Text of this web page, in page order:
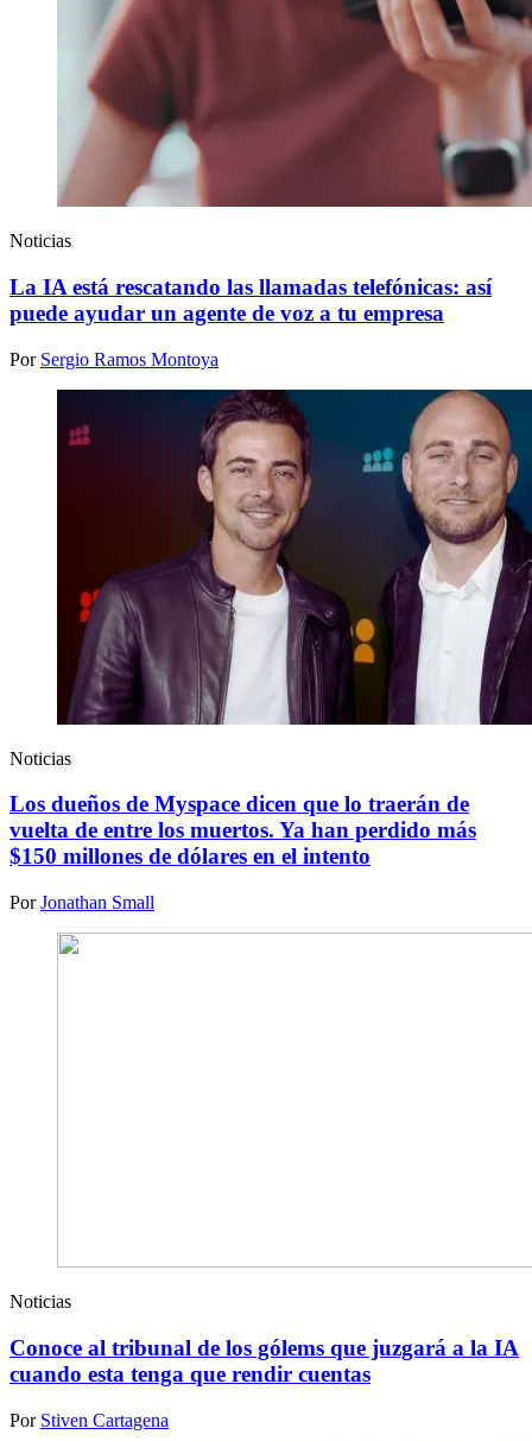
Noticias
La IA está rescatando las llamadas telefónicas: así
puede ayudar un agente de voz a tu empresa
Por Sergio Ramos Montoya
Noticias
Los dueños de Myspace dicen que lo traerán de
vuelta de entre los muertos. Ya han perdido más
$150 millones de dólares en el intento
PorJonathan Small
Noticias
Conoce al tribunal de los gólems que juzgará a la IA
cuando esta tenga que rendir cuentas
Por Stiven Cartagena